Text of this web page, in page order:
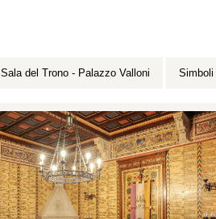
Sala del Trono - Palazzo Valloni